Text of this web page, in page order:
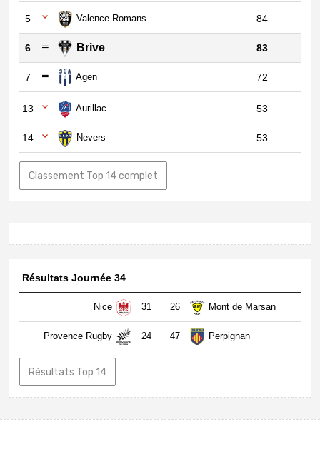
5 Valence Romans 84
6 Brive 83
7 Agen 72
13 Aurillac 53
14 Nevers 53
Classement Top 14 complet
Résultats Journée 34
Nice 31 26 Mont de Marsan
Provence Rugby 24 47 Perpignan
Résultats Top 14